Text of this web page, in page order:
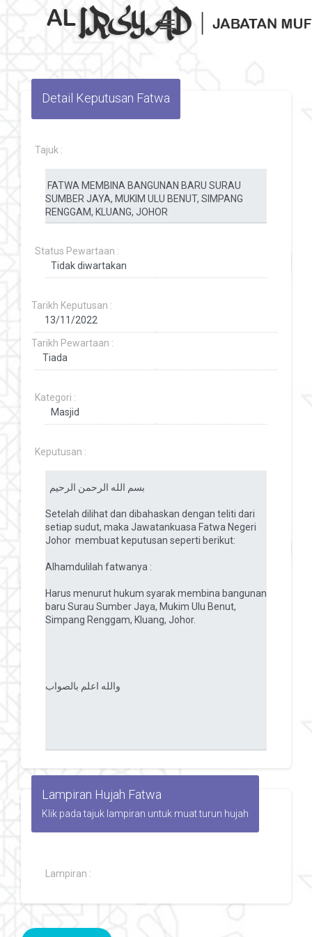
Toggle navigation
Detail Keputusan Fatwa
Tajuk :
Status Pewartaan :
Tarikh Keputusan :
Tarikh Pewartaan :
Kategori :
Keputusan :
Lampiran Hujah Fatwa
Klik pada tajuk lampiran untuk muat turun hujah
Lampiran :